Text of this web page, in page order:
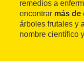
remedios a
encontrar más de
árboles frutales y
nombre científico